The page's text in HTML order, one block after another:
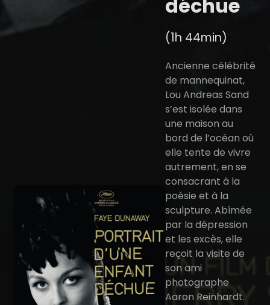
déchue
(1h 44min)
Ancienne célébrité
de mannequinat,
Lou Andreas Sand
s’est isolée dans
une maison au
bord de l’océan où
elle tente de vivre
autrement, en se
consacrant à la
poésie et à la
sculpture. Abîmée
par la dépression
et les excès, elle
reçoit la visite de
son ami
photographe
Aaron Reinhardt.